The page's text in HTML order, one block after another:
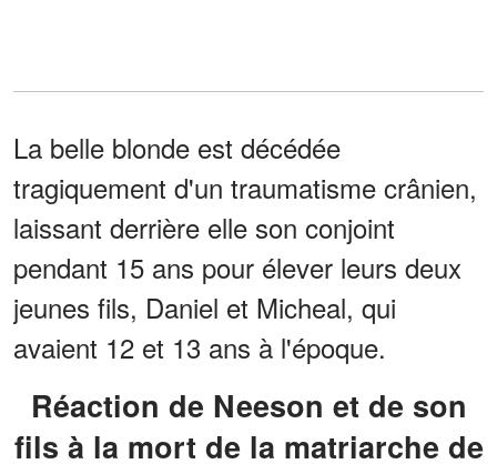
La belle blonde est décédée
tragiquement d'un traumatisme crânien,
laissant derrière elle son conjoint
pendant 15 ans pour élever leurs deux
jeunes fils, Daniel et Micheal, qui
avaient 12 et 13 ans à l'époque.
Réaction de Neeson et de son
fils à la mort de la matriarche de